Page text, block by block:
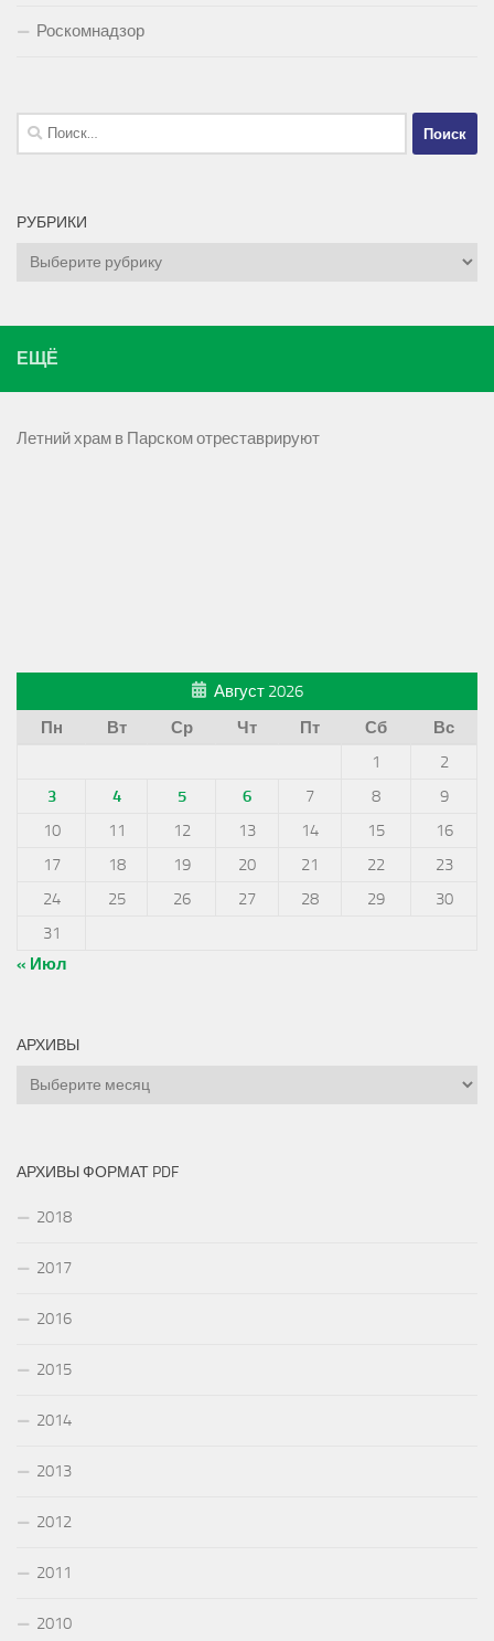
Роскомнадзор
Найти:
РУБРИКИ
Рубрики
ЕЩЁ
Летний храм в Парском отреставрируют
Август 2026
Пн
Вт Ср Чт Пт Сб
Вс
1
2
3
4 5 6 7 8
9
10
11 12 13 14 15
16
17
18 19 20 21 22
23
24
25 26 27 28 29
30
31
« Июл
АРХИВЫ
Архивы
АРХИВЫ ФОРМАТ PDF
2018
2017
2016
2015
2014
2013
2012
2011
2010